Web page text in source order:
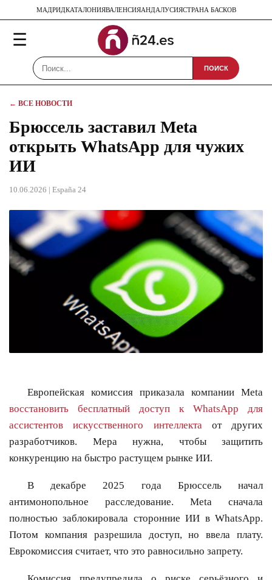
МАДРИДКАТАЛОНИЯВАЛЕНСИЯАНДАЛУСИЯСТРАНА БАСКОВ
☰
ПОИСК
← ВСЕ НОВОСТИ
Брюссель заставил Meta
открыть WhatsApp для чужих
ИИ
10.06.2026 | España 24
Европейская комиссия приказала компании Meta
восстановить бесплатный доступ к WhatsApp для
ассистентов искусственного интеллектаот других
разработчиков. Мера нужна, чтобы защитить
конкуренцию на быстро растущем рынке ИИ.
В декабре 2025 года Брюссель начал
антимонопольное расследование. Meta сначала
полностью заблокировала сторонние ИИ в WhatsApp.
Потом компания разрешила доступ, но ввела плату.
Еврокомиссия считает, что это равносильно запрету.